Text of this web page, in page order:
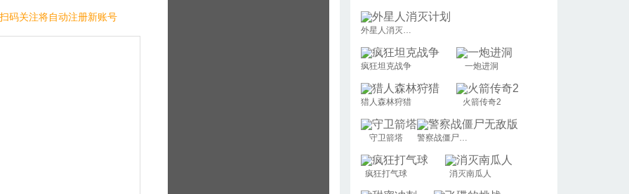
码关注将自动注册新账号
外星人消灭计划
疯狂坦克战争 一炮进洞
猎人森林狩猎 火箭传奇2
守卫箭塔 警察战僵尸无敌版
疯狂打气球 消灭南瓜人